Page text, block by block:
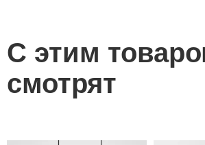
С этим
смотрят